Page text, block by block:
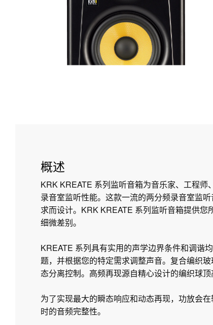
概述
KRK KREATE 系列监听音箱为音乐家、工程
录音室监听性能。这款一流的两分频录音室监
求而设计。KRK KREATE 系列监听音箱提供
细微差别。
KREATE 系列具有实用的声学边界条件和调谐
题，并根据您的特定需求调整声音。复合编织
态分离控制。高频再现源自精心设计的编织球
为了实现最大的瞬态响应和动态再现，功放会
时的音频完整性。